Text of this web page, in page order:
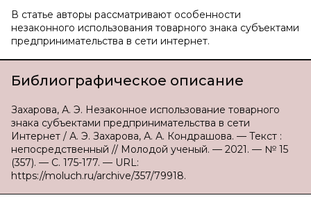
В статье авторы рассматривают особенности
незаконного использования товарного знака субъектами
предпринимательства в сети интернет.
Библиографическое описание
Захарова, А. Э. Незаконное использование товарного
знака субъектами предпринимательства в сети
Интернет / А. Э. Захарова, А. А. Кондрашова. — Текст :
непосредственный // Молодой ученый. — 2021. — № 15
(357). — С. 175-177. — URL:
https://moluch.ru/archive/357/79918.